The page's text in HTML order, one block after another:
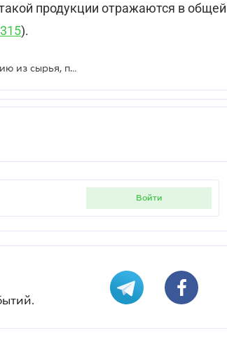
продукции отражаются в общей
).
Переработчики мяса и молока отражают продукцию из сырья, приобретенного у физлиц-предпринимателей, в общей декларации по НДС
войти